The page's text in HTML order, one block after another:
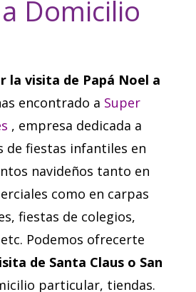
a Domicilio
la visita de Papá Noel a
encontrado a Super
, empresa dedicada a
de fiestas infantiles en
navideños tanto en
como en carpas
fiestas de colegios,
Podemos ofrecerte
de Santa Claus o San
particular, tiendas.